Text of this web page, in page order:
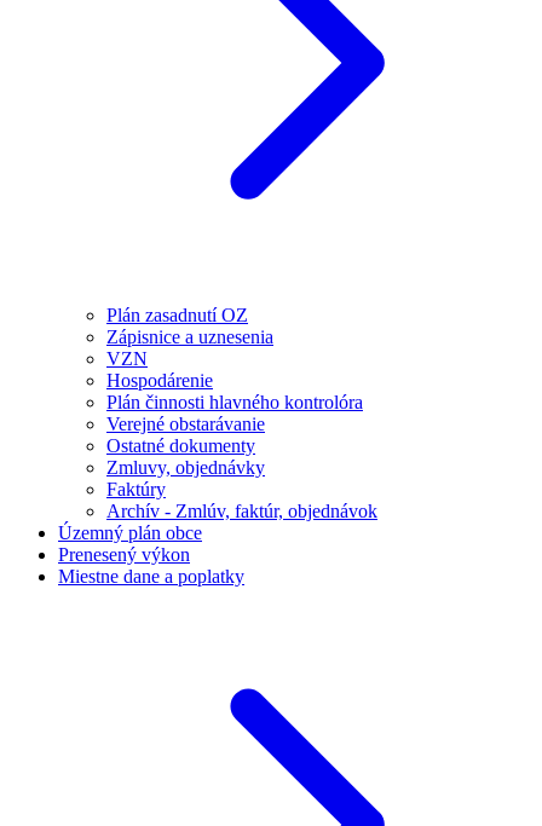
Plán zasadnutí OZ
Zápisnice a uznesenia
VZN
Hospodárenie
Plán činnosti hlavného kontrolóra
Verejné obstarávanie
Ostatné dokumenty
Zmluvy, objednávky
Faktúry
Archív - Zmlúv, faktúr, objednávok
Územný plán obce
Prenesený výkon
Miestne dane a poplatky